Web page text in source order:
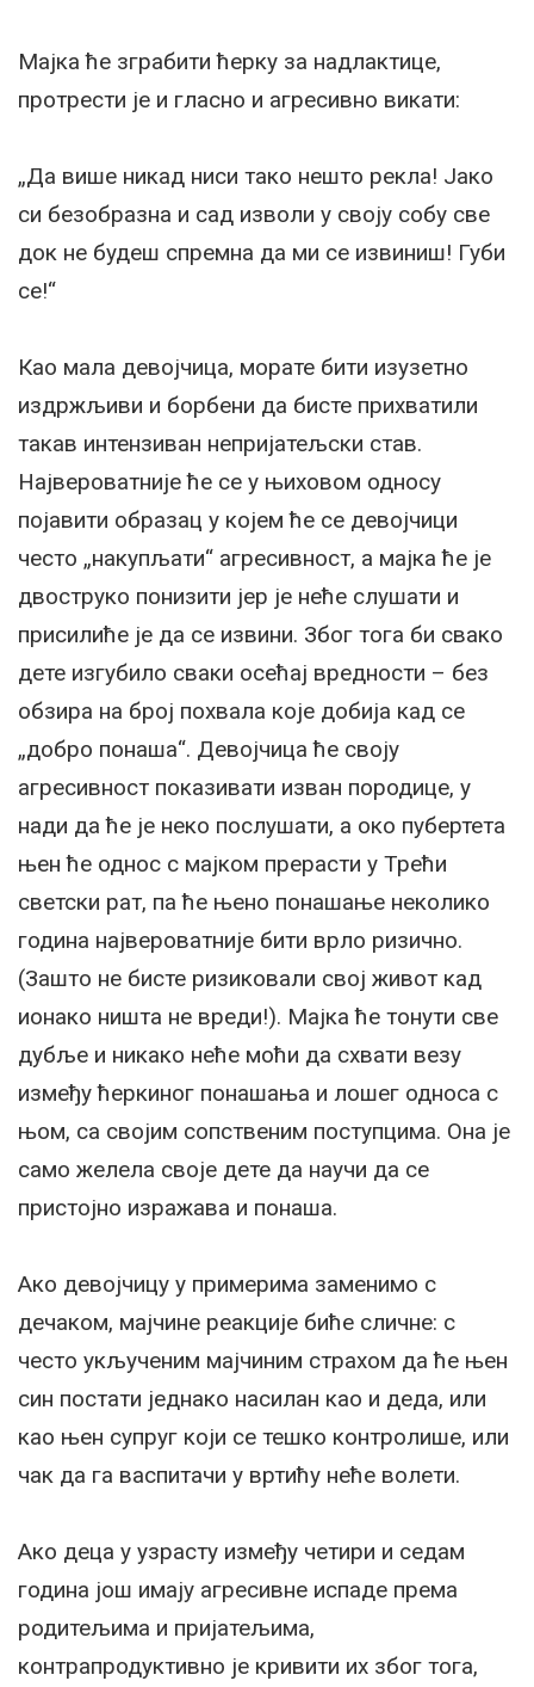
Мајка ће зграбити ћерку за надлактице,
протрести је и гласно и агресивно викати:
„Да више никад ниси тако нешто рекла! Јако
си безобразна и сад изволи у своју собу све
док не будеш спремна да ми се извиниш! Губи
се!“
Као мала девојчица, морате бити изузетно
издржљиви и борбени да бисте прихватили
такав интензиван непријатељски став.
Највероватније ће се у њиховом односу
појавити образац у којем ће се девојчици
често „накупљати“ агресивност, а мајка ће је
двоструко понизити јер је неће слушати и
присилиће је да се извини. Због тога би свако
дете изгубило сваки осећај вредности – без
обзира на број похвала које добија кад се
„добро понаша“. Девојчица ће своју
агресивност показивати изван породице, у
нади да ће је неко послушати, а око пубертета
њен ће однос с мајком прерасти у Трећи
светски рат, па ће њено понашање неколико
година највероватније бити врло ризично.
(Зашто не бисте ризиковали свој живот кад
ионако ништа не вреди!). Мајка ће тонути све
дубље и никако неће моћи да схвати везу
између ћеркиног понашања и лошег односа с
њом, са својим сопственим поступцима. Она је
само желела своје дете да научи да се
пристојно изражава и понаша.
Ако девојчицу у примерима заменимо с
дечаком, мајчине реакције биће сличне: с
често укљученим мајчиним страхом да ће њен
син постати једнако насилан као и деда, или
као њен супруг који се тешко контролише, или
чак да га васпитачи у вртићу неће волети.
Ако деца у узрасту између четири и седам
година још имају агресивне испаде према
родитељима и пријатељима,
контрапродуктивно је кривити их због тога,